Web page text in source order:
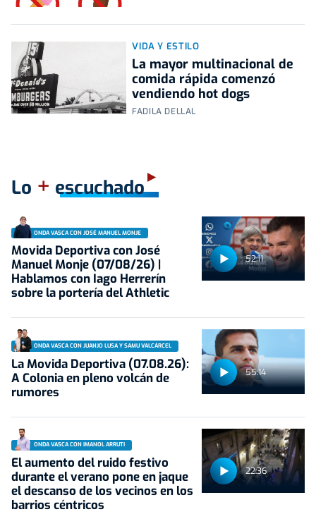
VIDA Y ESTILO
La mayor multinacional de
comida rápida comenzó
vendiendo hot dogs
FADILA DELLAL
Lo + escuchado
52:11
ONDA VASCA CON JOSÉ MANUEL MONJE
Movida Deportiva con José
Manuel Monje (07/08/26) |
Hablamos con Iago Herrerín
sobre la portería del Athletic
55:14
ONDA VASCA CON JUANJO LUSA Y SAMU VALCÁRCEL
La Movida Deportiva (07.08.26):
A Colonia en pleno volcán de
rumores
22:36
ONDA VASCA CON IMANOL ARRUTI
El aumento del ruido festivo
durante el verano pone en jaque
el descanso de los vecinos en los
barrios céntricos